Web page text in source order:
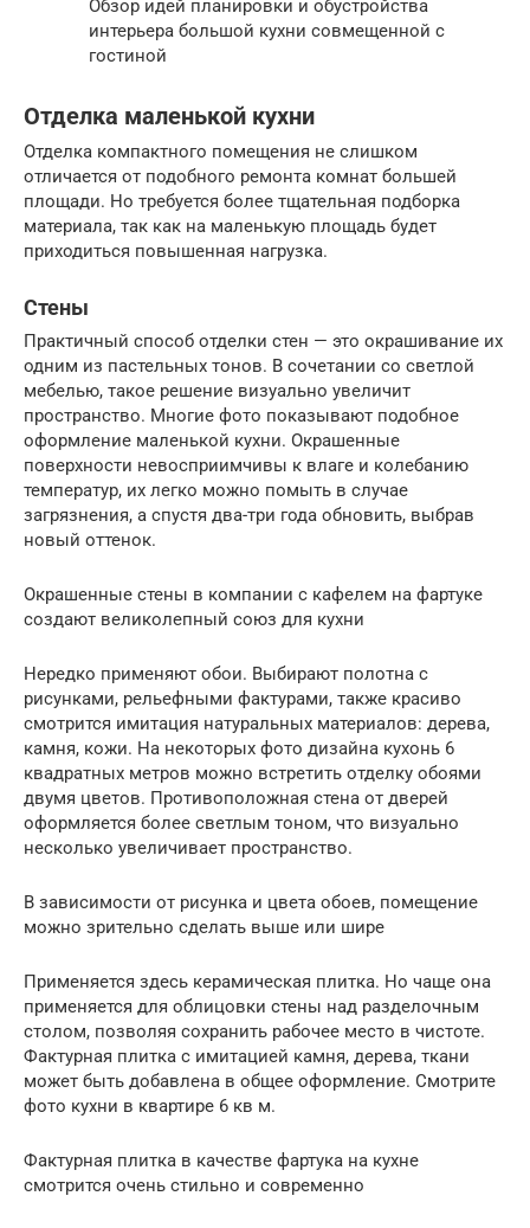
Обзор идей планировки и обустройства
интерьера большой кухни совмещенной с
гостиной
Отделка маленькой кухни
Отделка компактного помещения не слишком
отличается от подобного ремонта комнат большей
площади. Но требуется более тщательная подборка
материала, так как на маленькую площадь будет
приходиться повышенная нагрузка.
Стены
Практичный способ отделки стен — это окрашивание их
одним из пастельных тонов. В сочетании со светлой
мебелью, такое решение визуально увеличит
пространство. Многие фото показывают подобное
оформление маленькой кухни. Окрашенные
поверхности невосприимчивы к влаге и колебанию
температур, их легко можно помыть в случае
загрязнения, а спустя два-три года обновить, выбрав
новый оттенок.
Окрашенные стены в компании с кафелем на фартуке
создают великолепный союз для кухни
Нередко применяют обои. Выбирают полотна с
рисунками, рельефными фактурами, также красиво
смотрится имитация натуральных материалов: дерева,
камня, кожи. На некоторых фото дизайна кухонь 6
квадратных метров можно встретить отделку обоями
двумя цветов. Противоположная стена от дверей
оформляется более светлым тоном, что визуально
несколько увеличивает пространство.
В зависимости от рисунка и цвета обоев, помещение
можно зрительно сделать выше или шире
Применяется здесь керамическая плитка. Но чаще она
применяется для облицовки стены над разделочным
столом, позволяя сохранить рабочее место в чистоте.
Фактурная плитка с имитацией камня, дерева, ткани
может быть добавлена в общее оформление. Смотрите
фото кухни в квартире 6 кв м.
Фактурная плитка в качестве фартука на кухне
смотрится очень стильно и современно